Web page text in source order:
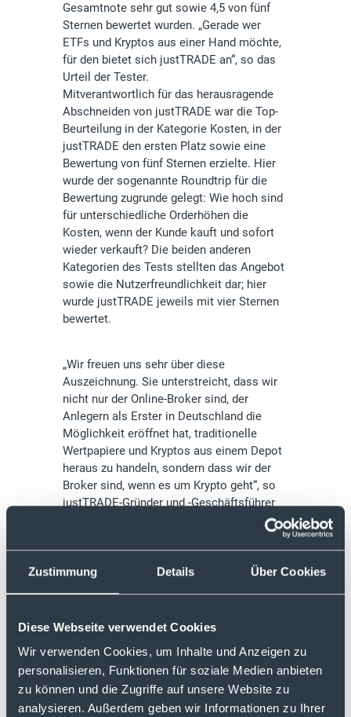
Zustimmung Details Über Cookies
Diese Webseite verwendet Cookies
Wir verwenden Cookies, um Inhalte und Anzeigen zu
personalisieren, Funktionen für soziale Medien anbieten
zu können und die Zugriffe auf unsere Website zu
analysieren. Außerdem geben wir Informationen zu Ihrer
Gesamtnote sehr gut sowie 4,5 von fünf
Sternen bewertet wurden. „Gerade wer
ETFs und Kryptos aus einer Hand möchte,
für den bietet sich justTRADE an“, so das
Urteil der Tester.
Mitverantwortlich für das herausragende
Abschneiden von justTRADE war die Top-
Beurteilung in der Kategorie Kosten, in der
justTRADE den ersten Platz sowie eine
Bewertung von fünf Sternen erzielte. Hier
wurde der sogenannte Roundtrip für die
Bewertung zugrunde gelegt: Wie hoch sind
für unterschiedliche Orderhöhen die
Kosten, wenn der Kunde kauft und sofort
wieder verkauft? Die beiden anderen
Kategorien des Tests stellten das Angebot
sowie die Nutzerfreundlichkeit dar; hier
wurde justTRADE jeweils mit vier Sternen
bewertet.
„Wir freuen uns sehr über diese
Auszeichnung. Sie unterstreicht, dass wir
nicht nur der Online-Broker sind, der
Anlegern als Erster in Deutschland die
Möglichkeit eröffnet hat, traditionelle
Wertpapiere und Kryptos aus einem Depot
heraus zu handeln, sondern dass wir der
Broker sind, wenn es um Krypto geht“, so
justTRADE-Gründer und -Geschäftsführer
Ralf Oetting. „Dass diese Auszeichnung
von extraETF im zweiten Jahr in Folge an
justTRADE geht, zeigt eindrucksvoll, wie
nachhaltig unser Angebot und unser
justTRADE.
Der ausführliche Vergleichstest ist in der
aktuellen Ausgabe (August/September)
des extraETF Magazins erschienen.